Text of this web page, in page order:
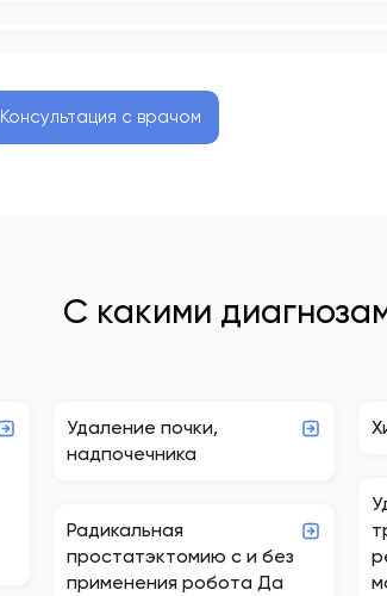
Консультация с врачом
С какими
Удаление почки,
надпочечника
Радикальная
простатэктомию с и без
применения робота Да